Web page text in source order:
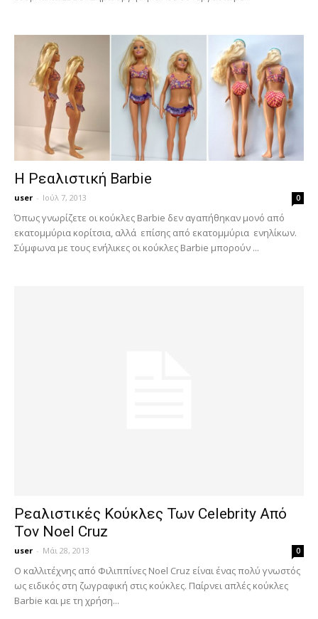
Η Ρεαλιστική Barbie
user - Ιούλ 7, 2013 0
Όπως γνωρίζετε οι κούκλες Barbie δεν αγαπήθηκαν μονό από
εκατομμύρια κορίτσια, αλλά επίσης από εκατομμύρια ενηλίκων.
Σύμφωνα με τους ενήλικες οι κούκλες Barbie μπορούν ...
Ρεαλιστικές Κούκλες Των Celebrity Από
Τον Noel Cruz
user - Μάι 28, 2013 0
Ο καλλιτέχνης από Φιλιππίνες Noel Cruz είναι ένας πολύ γνωστός
ως ειδικός στη ζωγραφική στις κούκλες. Παίρνει απλές κούκλες
Barbie και με τη χρήση...